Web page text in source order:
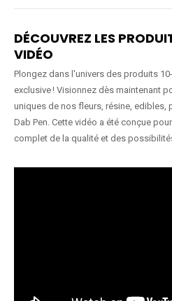
DÉCOUVREZ LES
VIDÉO
Plongez dans l'univers des produits
exclusive ! Visionnez dès maintenant
uniques de nos fleurs, résine,
Dab Pen. Cette vidéo a été conçue
complet de la qualité et des